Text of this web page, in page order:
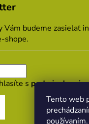
Tento web
budeme zasielať
shope.
s podmienkami